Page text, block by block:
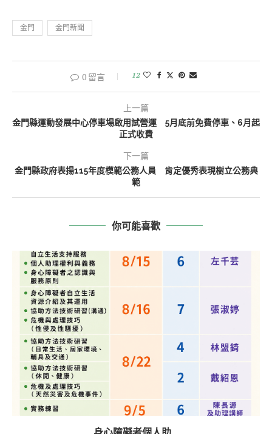
金門 金門新聞
0 留言 12
上一篇
金門縣運動發展中心停車場啟用試營運 5月底前免費停車、6月起
正式收費
下一篇
金門縣政府表揚115年度模範公務人員 肯定優秀表現樹立公務典
範
你可能喜歡